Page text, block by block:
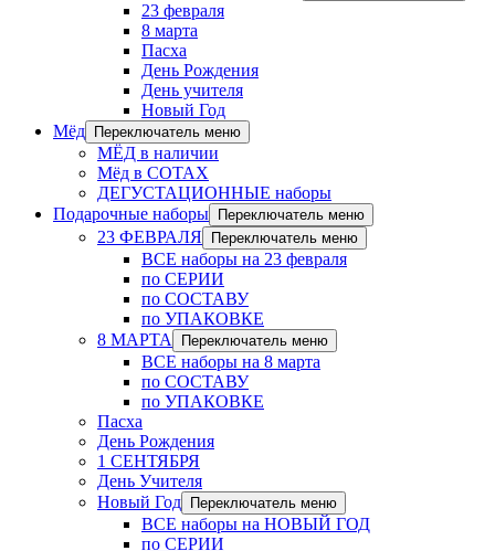
23 февраля
8 марта
Пасха
День Рождения
День учителя
Новый Год
Мёд
Переключатель меню
МЁД в наличии
Мёд в СОТАХ
ДЕГУСТАЦИОННЫЕ наборы
Подарочные наборы
Переключатель меню
23 ФЕВРАЛЯ Переключатель меню
ВСЕ наборы на 23 февраля
по СЕРИИ
по СОСТАВУ
по УПАКОВКЕ
8 МАРТА
Переключатель меню
ВСЕ наборы на 8 марта
по СОСТАВУ
по УПАКОВКЕ
Пасха
День Рождения
1 СЕНТЯБРЯ
День Учителя
Новый Год
Переключатель меню
ВСЕ наборы на НОВЫЙ ГОД
по СЕРИИ